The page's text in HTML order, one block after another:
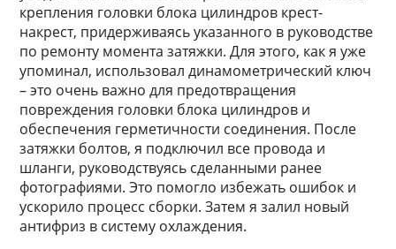
крепления головки блока цилиндров крест-
накрест, придерживаясь указанного в руководстве
по ремонту момента затяжки. Для этого, как я уже
упоминал, использовал динамометрический ключ
– это очень важно для предотвращения
повреждения головки блока цилиндров и
обеспечения герметичности соединения. После
затяжки болтов, я подключил все провода и
шланги, руководствуясь сделанными ранее
фотографиями. Это помогло избежать ошибок и
ускорило процесс сборки. Затем я залил новый
антифриз в систему охлаждения.